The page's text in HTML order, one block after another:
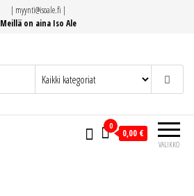
| myynti@isoale.fi |
Meillä on aina Iso Ale
VALIKKO
0
0,00 €